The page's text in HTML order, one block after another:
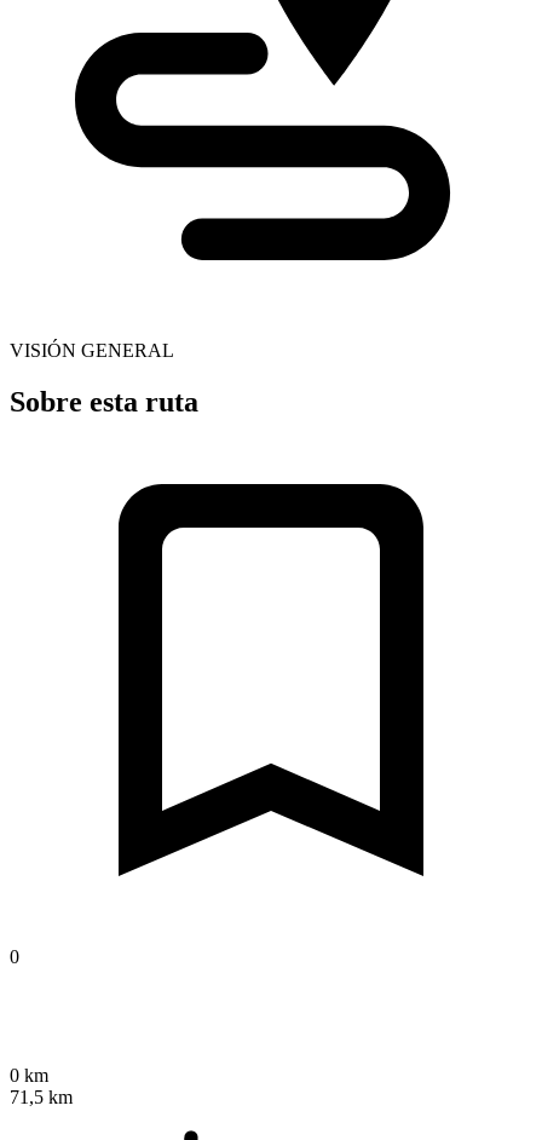
VISIÓN GENERAL
Sobre esta ruta
0
0 km
71,5 km